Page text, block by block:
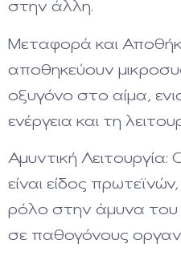
στην άλλη.
Μεταφορά και
αποθηκεύουν
οξυγόνο στο αίμα,
ενέργεια και τη
Αμυντική
είναι είδος
ρόλο στην άμυνα του
σε παθογόνους